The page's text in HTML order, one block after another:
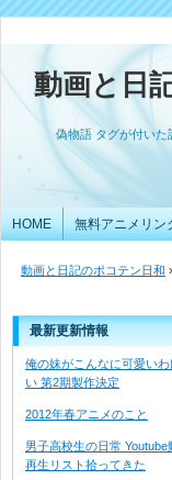
動画と日
偽物語 タグが付いた
動画と日記のポコテン日和
最新更新情報
俺の妹がこんなに可愛いわ
い 第2期製作決定
2012年春アニメのこと
男子高校生の日常 Youtube
再生リスト拾ってきた
HOME 無料アニメリン